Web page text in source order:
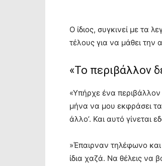
Ο ίδιος, συγκινεί με τα
τέλους για να μάθει την
«Το περιβάλλον
«Υπήρχε ένα
μήνα να μου εκφράσει
άλλο’. Και αυτό γίνεται
»Έπαιρναν τηλέφωνο
ίδια χαζά. Να θέλεις να